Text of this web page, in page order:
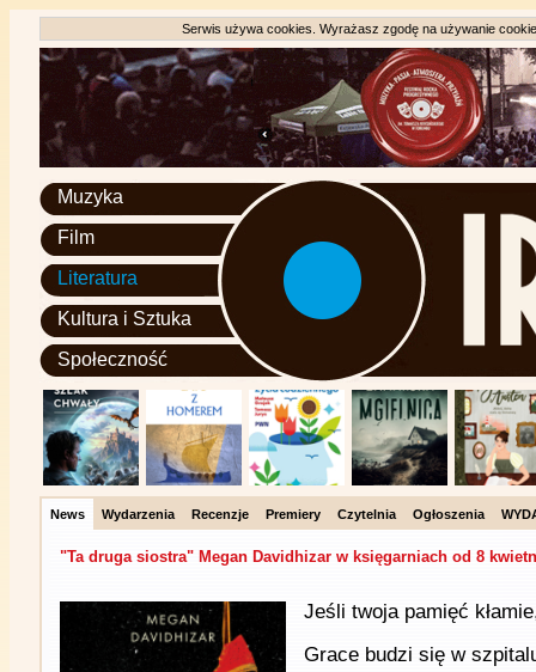
Serwis używa cookies. Wyrażasz zgodę na używanie
Muzyka
Film
Literatura
Kultura i Sztuka
Społeczność
News Wydarzenia Recenzje Premiery Czytelnia Ogłoszenia
"Ta druga siostra" Megan Davidhizar w księgarniach od 8
Jeśli twoja pamięć
Grace budzi się w